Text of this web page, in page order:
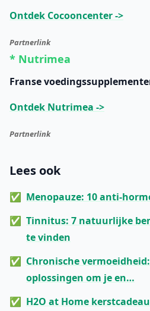
Ontdek Cocooncenter ->
Partnerlink
* Nutrimea
Franse
Ontdek Nutrimea ->
Partnerlink
Lees ook
Menopauze: 10 anti-
Tinnitus: 7 natuurlijke
te vinden
Chronische
oplossingen om je en…
H2O at Home